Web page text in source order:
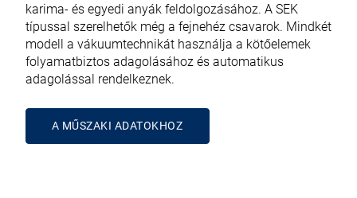
karima- és egyedi anyák feldolgozásához. A SEK
típussal szerelhetők még a fejnehéz csavarok. Mindkét
modell a vákuumtechnikát használja a kötőelemek
folyamatbiztos adagolásához és automatikus
adagolással rendelkeznek.
A MŰSZAKI ADATOKHOZ